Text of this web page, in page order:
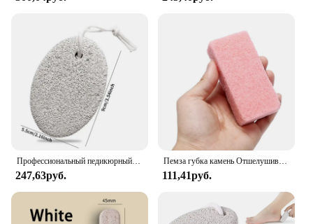
Профессиональный педикюрный инструмент для пемзы для ног, скребок для ног и средство для удаления мозолей, уход за ногами, натуральный пемза для ног, камень для ног
247,63руб.
Пемза губка камень Отшелушивание Уход за ногами удаление огрубевшей кожи ног рашпиль
111,41руб.